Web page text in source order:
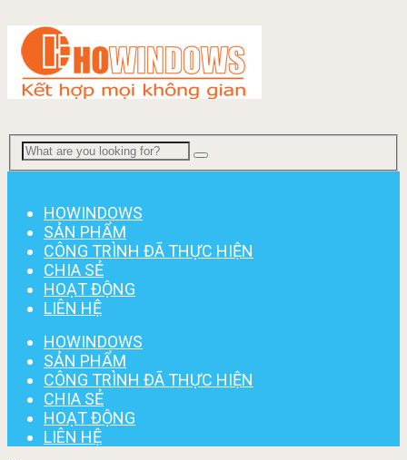
HOWINDOWS
SẢN PHẨM
CÔNG TRÌNH ĐÃ THỰC HIỆN
CHIA SẺ
HOẠT ĐỘNG
LIÊN HỆ
HOWINDOWS
SẢN PHẨM
CÔNG TRÌNH ĐÃ THỰC HIỆN
CHIA SẺ
HOẠT ĐỘNG
LIÊN HỆ